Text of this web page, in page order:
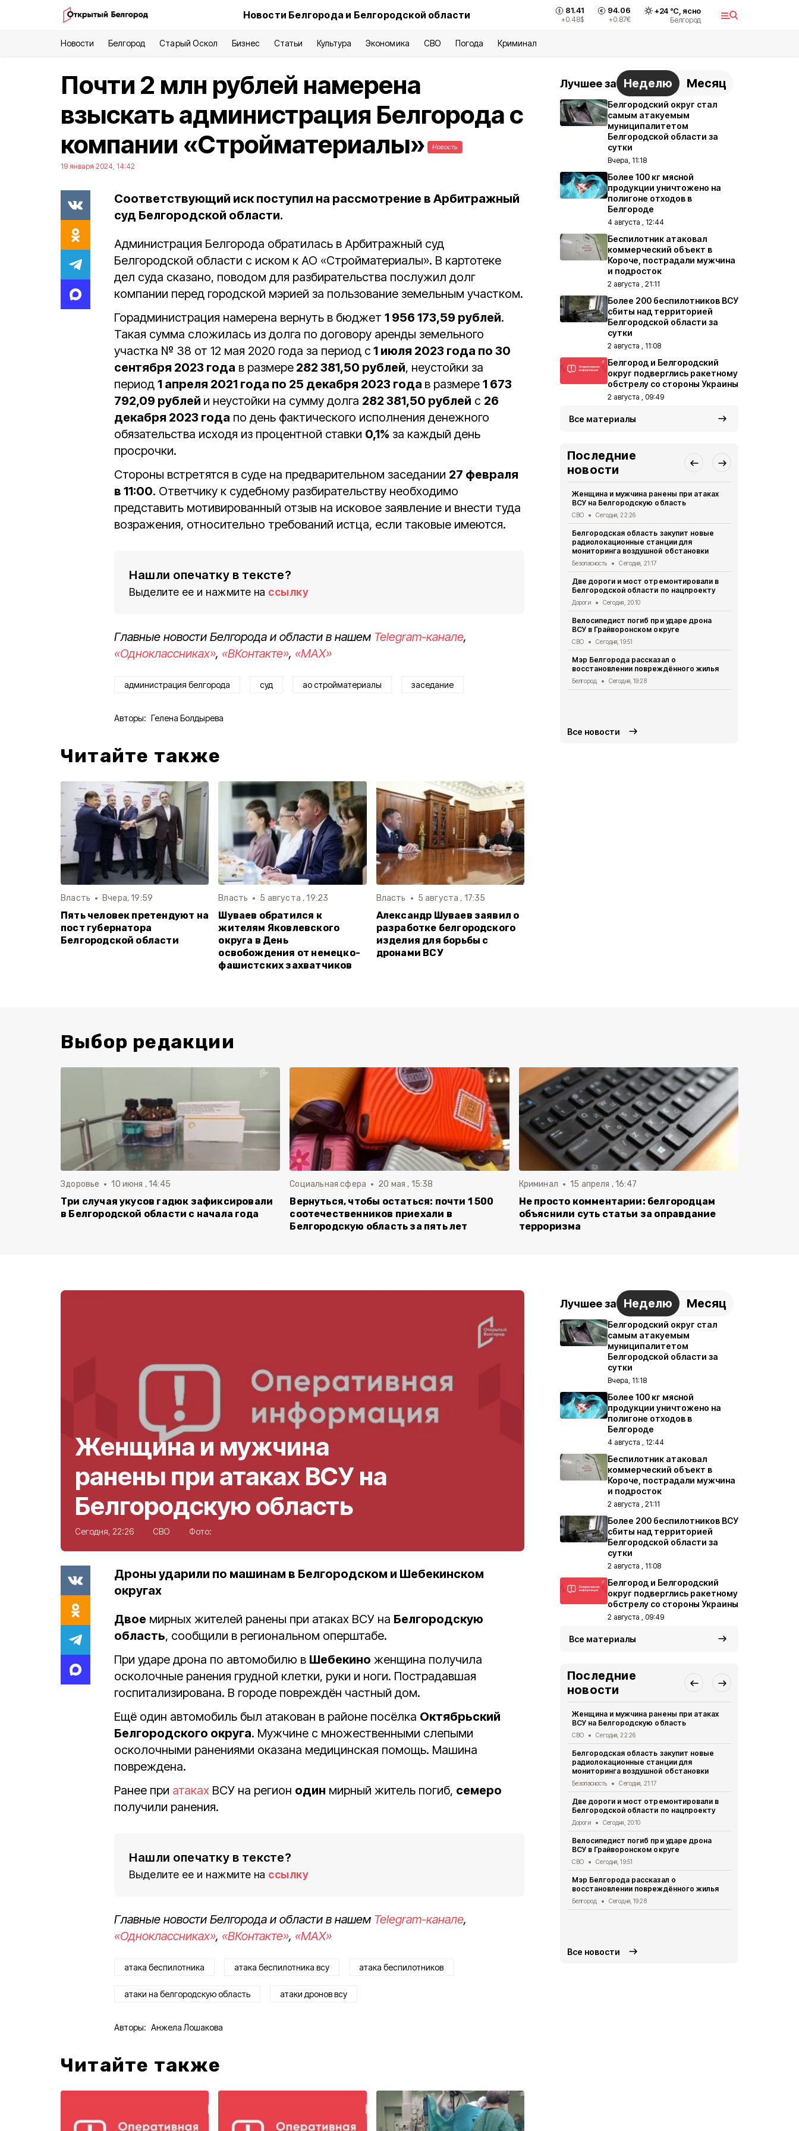
Новости Белгорода и Белгородской области 81.41
+0.48$
94.06
+0.87€
+24°С, ясно
Белгород
Новости Белгород Старый Оскол Бизнес Статьи Культура Экономика СВО Погода Криминал
Почти 2 млн рублей намерена
взыскать администрация Белгорода с
компании «Стройматериалы»
Новость
19 января 2024, 14:42
Соответствующий иск поступил на рассмотрение в Арбитражный
суд Белгородской области.
Администрация Белгорода обратилась в Арбитражный суд
Белгородской области с иском к АО «Стройматериалы». В картотеке
дел суда сказано, поводом для разбирательства послужил долг
компании перед городской мэрией за пользование земельным участком.
Горадминистрация намерена вернуть в бюджет 1 956 173,59 рублей.
Такая сумма сложилась из долга по договору аренды земельного
участка № 38 от 12 мая 2020 года за период с 1 июля 2023 года по 30
сентября 2023 года в размере 282 381,50 рублей, неустойки за
период 1 апреля 2021 года по 25 декабря 2023 года в размере 1 673
792,09 рублей и неустойки на сумму долга 282 381,50 рублей с 26
декабря 2023 года по день фактического исполнения денежного
обязательства исходя из процентной ставки 0,1% за каждый день
просрочки.
Стороны встретятся в суде на предварительном заседании 27 февраля
в 11:00. Ответчику к судебному разбирательству необходимо
представить мотивированный отзыв на исковое заявление и внести туда
возражения, относительно требований истца, если таковые имеются.
Нашли опечатку в тексте?
Выделите ее и нажмите на ссылку
Главные новости Белгорода и области в нашем Telegram-канале,
«Одноклассниках», «ВКонтакте», «MAX»
администрация белгорода суд ао стройматериалы заседание
Авторы: Гелена Болдырева
Читайте также
Власть Вчера, 19:59
Пять человек претендуют на
пост губернатора
Белгородской области
Власть 5 августа , 19:23
Шуваев обратился к
жителям Яковлевского
округа в День
освобождения от немецко-
фашистских захватчиков
Власть 5 августа , 17:35
Александр Шуваев заявил о
разработке белгородского
изделия для борьбы с
дронами ВСУ
Лучшее за Неделю Месяц
Белгородский округ стал
самым атакуемым
муниципалитетом
Белгородской области за
сутки
Вчера, 11:18
Более 100 кг мясной
продукции уничтожено на
полигоне отходов в
Белгороде
4 августа , 12:44
Беспилотник атаковал
коммерческий объект в
Короче, пострадали мужчина
и подросток
2 августа , 21:11
Более 200 беспилотников ВСУ
сбиты над территорией
Белгородской области за
сутки
2 августа , 11:08
Белгород и Белгородский
округ подверглись ракетному
обстрелу со стороны Украины
2 августа , 09:49
Все материалы
Последние
новости
Женщина и мужчина ранены при атаках
ВСУ на Белгородскую область
СВО Сегодня, 22:26
Белгородская область закупит новые
радиолокационные станции для
мониторинга воздушной обстановки
Безопасность Сегодня, 21:17
Две дороги и мост отремонтировали в
Белгородской области по нацпроекту
Дороги Сегодня, 20:10
Велосипедист погиб при ударе дрона
ВСУ в Грайворонском округе
СВО Сегодня, 19:51
Мэр Белгорода рассказал о
восстановлении повреждённого жилья
Белгород Сегодня, 19:28
Все новости
Выбор редакции
Здоровье 10 июня , 14:45
Три случая укусов гадюк зафиксировали
в Белгородской области с начала года
Социальная сфера 20 мая , 15:38
Вернуться, чтобы остаться: почти 1 500
соотечественников приехали в
Белгородскую область за пять лет
Криминал 15 апреля , 16:47
Не просто комментарии: белгородцам
объяснили суть статьи за оправдание
терроризма
Женщина и мужчина
ранены при атаках ВСУ на
Белгородскую область
Сегодня, 22:26 СВО Фото:
Дроны ударили по машинам в Белгородском и Шебекинском
округах
Двое мирных жителей ранены при атаках ВСУ на Белгородскую
область, сообщили в региональном оперштабе.
При ударе дрона по автомобилю в Шебекино женщина получила
осколочные ранения грудной клетки, руки и ноги. Пострадавшая
госпитализирована. В городе повреждён частный дом.
Ещё один автомобиль был атакован в районе посёлка Октябрьский
Белгородского округа. Мужчине с множественными слепыми
осколочными ранениями оказана медицинская помощь. Машина
повреждена.
Ранее при атаках ВСУ на регион один мирный житель погиб, семеро
получили ранения.
Нашли опечатку в тексте?
Выделите ее и нажмите на ссылку
Главные новости Белгорода и области в нашем Telegram-канале,
«Одноклассниках», «ВКонтакте», «MAX»
атака беспилотника атака беспилотника всу атака беспилотников
атаки на белгородскую область атаки дронов всу
Авторы: Анжела Лошакова
Читайте также
Лучшее за Неделю Месяц
Белгородский округ стал
самым атакуемым
муниципалитетом
Белгородской области за
сутки
Вчера, 11:18
Более 100 кг мясной
продукции уничтожено на
полигоне отходов в
Белгороде
4 августа , 12:44
Беспилотник атаковал
коммерческий объект в
Короче, пострадали мужчина
и подросток
2 августа , 21:11
Более 200 беспилотников ВСУ
сбиты над территорией
Белгородской области за
сутки
2 августа , 11:08
Белгород и Белгородский
округ подверглись ракетному
обстрелу со стороны Украины
2 августа , 09:49
Все материалы
Последние
новости
Женщина и мужчина ранены при атаках
ВСУ на Белгородскую область
СВО Сегодня, 22:26
Белгородская область закупит новые
радиолокационные станции для
мониторинга воздушной обстановки
Безопасность Сегодня, 21:17
Две дороги и мост отремонтировали в
Белгородской области по нацпроекту
Дороги Сегодня, 20:10
Велосипедист погиб при ударе дрона
ВСУ в Грайворонском округе
СВО Сегодня, 19:51
Мэр Белгорода рассказал о
восстановлении повреждённого жилья
Белгород Сегодня, 19:28
Все новости